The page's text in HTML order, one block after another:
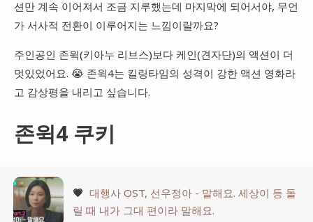
션만 계속 이어져서 조금 지루했는데 마지막에 되어서야, 무언
가 서사적 전환이 이루어지는 느낌이랄까요?
주인공인 존윅(키아누 리브스)보다 케인(견자단)의 액션이 더
멋있었어요. 😭 존윅4는 킬링타임의 성격이 강한 액션 영화라
고 감상평을 내리고 싶습니다.
존윅4 쿠키
💗 대행사 OST, 선우정아 - 말해요. 세상이 등 돌
릴 때 내가 그대 편이라 말해요.